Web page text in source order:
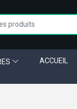
ACCUEIL